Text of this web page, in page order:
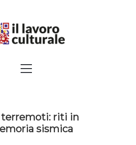
AFFACCIARSI SUL
Menu
terremoti: riti in
sismica